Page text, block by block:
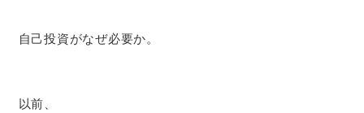
自己投資がなぜ必要か。
以前、